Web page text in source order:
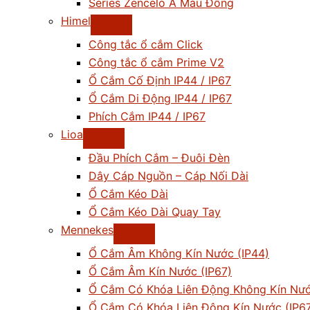
Series Zencelo A Màu Đồng
Himel
Công tắc ổ cắm Click
Công tắc ổ cắm Prime V2
Ổ Cắm Cố Định IP44 / IP67
Ổ Cắm Di Động IP44 / IP67
Phích Cắm IP44 / IP67
Lioa
Đầu Phích Cắm – Đuôi Đèn
Dây Cáp Nguồn – Cáp Nối Dài
Ổ Cắm Kéo Dài
Ổ Cắm Kéo Dài Quay Tay
Mennekes
Ổ Cắm Âm Không Kín Nước (IP44)
Ổ Cắm Âm Kín Nước (IP67)
Ổ Cắm Có Khóa Liên Động Không Kín